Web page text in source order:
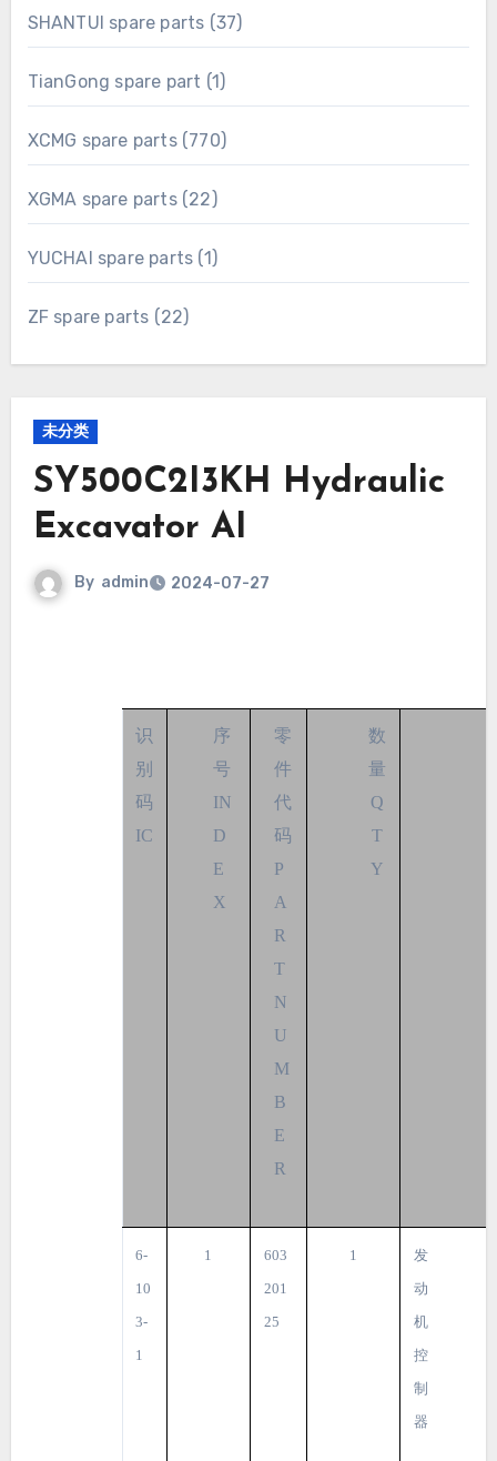
SHANTUI spare parts 3737
products
TianGong spare part 1 1
product
XCMG spare parts 770770
products
XGMA spare parts 2222
products
YUCHAI spare parts 11
product
ZF spare parts
2222
未分类
SY500C2I3KH Hydraulic
Excavator AI
By admin 2024-07-27
识
别
码
IC
序
号
IN
D
E
X
零
件
代
码
P
A
R
T
N
U
M
B
E
R
数
量
Q
T
Y
6-
10
3-
1
1
603
201
25
1
发
动
机
控
制
器